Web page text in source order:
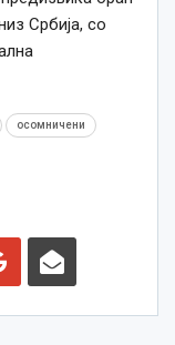
Србија, со
осомничени